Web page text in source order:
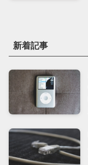
新着記事